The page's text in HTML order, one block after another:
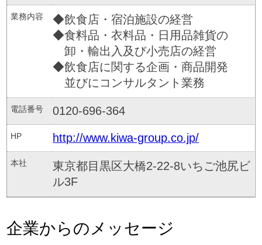
業務内容
◆飲食店・宿泊施設の経営
◆食料品・衣料品・日用品雑貨の
卸・輸出入及び小売店の経営
◆飲食店に関する企画・商品開発
並びにコンサルタント業務
電話番号 0120-696-364
HP http://www.kiwa-group.co.jp/
本社
東京都目黒区大橋2-22-8いちご池尻ビ
ル3F
企業からのメッセージ